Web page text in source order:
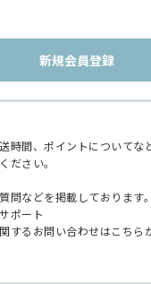
時間、ポイントについてな
ださい。
問などを掲載しております。
ポート
するお問い合わせはこちら